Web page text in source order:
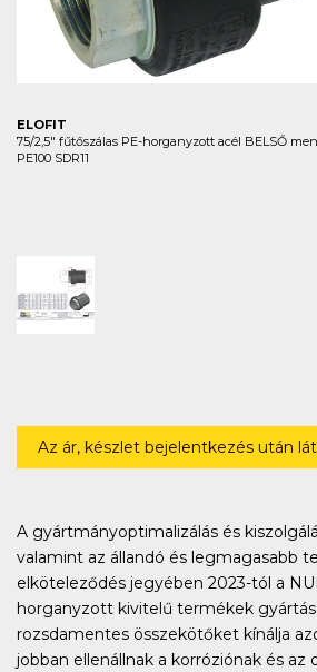
ELOFIT
75/2,5" fűtőszálas PE-horganyzott acél BELSŐ
PE100 SDR11
Az ár, készlet bejelentkezés után
A gyártmányoptimalizálás és
valamint az állandó és legmagasabb
elköteleződés jegyében 2023-tól a
horganyzott kivitelű termékek
rozsdamentes összekötőket kínálja
jobban ellenállnak a korróziónak és az